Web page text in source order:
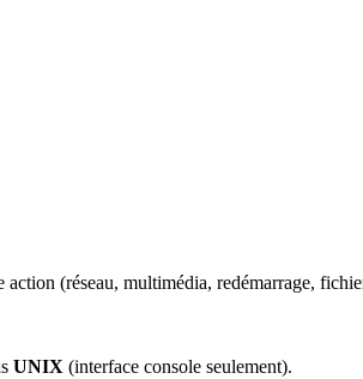
(réseau, multimédia, redémarrage,
UNIX (interface console seulement).